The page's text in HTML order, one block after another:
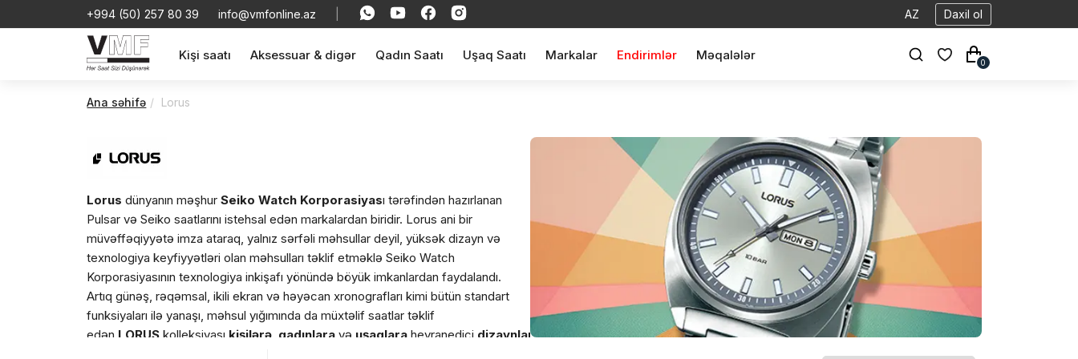
+994 (50) 257 80 39 info@vmfonline.az AZ Daxil ol
Kişi saatı Aksessuar & digər Qadın Saatı Uşaq Saatı Markalar Endirimlər Məqalələr
0
Ana səhifə Lorus
Lorus dünyanın məşhurSeiko Watch Korporasiyası tərəfindən hazırlanan
Pulsar və Seiko saatlarını istehsal edən markalardan biridir. Lorus ani bir
müvəffəqiyyətə imza ataraq, yalnız sərfəli məhsullar deyil, yüksək dizayn və
texnologiya keyfiyyətləri olan məhsulları təklif etməklə Seiko Watch
Korporasiyasının texnologiya inkişafı yönündə böyük imkanlardan faydalandı.
Artıq günəş, rəqəmsal, ikili ekran və həyəcan xronografları kimi bütün standart
funksiyaları ilə yanaşı, məhsul yığımında da müxtəlif saatlar təklif
edən LORUS kolleksiyası kişilərə qadınlara və uşaqlara heyranedici dizaynlar,əla